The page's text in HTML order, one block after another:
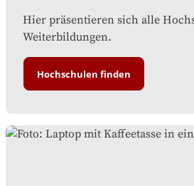
Hier präsentieren sich alle
Weiterbildungen.
Hochschulen finden